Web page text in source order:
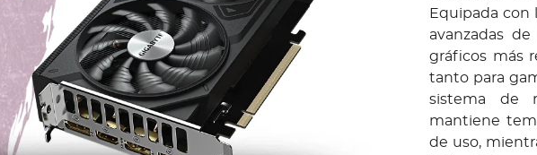
Equipada con
avanzadas
gráficos más
tanto para
sistema de
mantiene
de uso,